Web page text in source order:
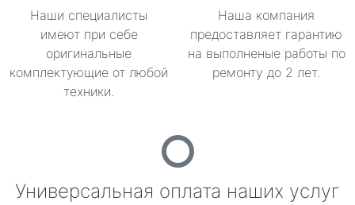
Наши специалисты
имеют при себе
оригинальные
комплектующие от любой
техники.
Наша компания
предоставляет гарантию
на выполненые работы по
ремонту до 2 лет.
Универсальная оплата наших услуг